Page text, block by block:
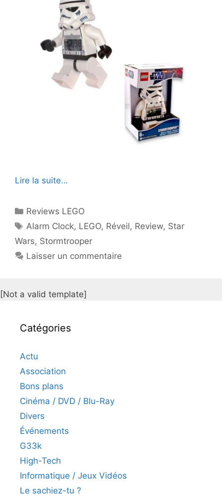
Lire la suite…
Catégories
Reviews LEGO
Étiquettes
Alarm Clock, LEGO, Réveil, Review, Star
Wars, Stormtrooper
Laisser un commentaire
[Not a valid template]
Catégories
Actu
Association
Bons plans
Cinéma / DVD / Blu-Ray
Divers
Événements
G33k
High-Tech
Informatique / Jeux Vidéos
Le sachiez-tu ?